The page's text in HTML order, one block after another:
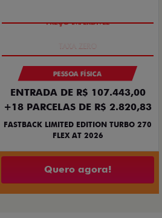
PREÇO IMPERDÍVEL
PESSOA FÍSICA
ENTRADA DE R$ 107.443,00
+18 PARCELAS DE R$ 2.820,83
FASTBACK LIMITED EDITION TURBO 270
FLEX AT 2026
Quero agora!